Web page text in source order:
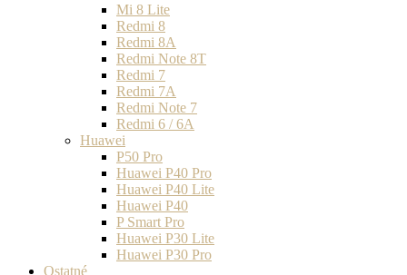
Mi 8 Lite
Redmi 8
Redmi 8A
Redmi Note 8T
Redmi 7
Redmi 7A
Redmi Note 7
Redmi 6 / 6A
Huawei
P50 Pro
Huawei P40 Pro
Huawei P40 Lite
Huawei P40
P Smart Pro
Huawei P30 Lite
Huawei P30 Pro
Ostatné